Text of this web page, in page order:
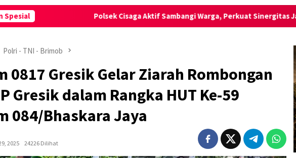
SpesialCisaga Aktif Sambangi Warga, Perkuat Sinergitas Jaga Kamtibmas Tetap
Polri - TNI - Brimob
0817 Gresik Gelar Ziarah Rombongan
Gresik dalam Rangka HUT Ke-59
084/Bhaskara Jaya
2025
24226 Dilihat